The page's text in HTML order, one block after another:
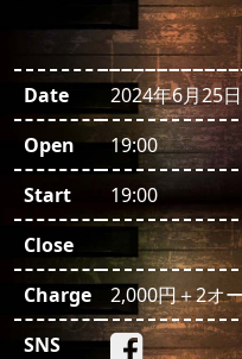
Date
2024年6月25
Open
19:00
Start
19:00
Close
Charge
2,000円＋2オ
SNS